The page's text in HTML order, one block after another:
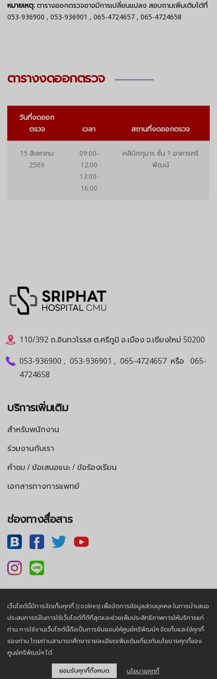
หมายเหตุ: ตารางออกตรวจอาจมีการเปลี่ยนแปลง สอบถามเพิ่มเติมได้ที่
053-936900 , 053-936901 , 065-4724657 , 065-4724658
ตารางงดออกตรวจ
วันที่งดออก
ตรวจ
เวลา สถานที่งดออกตรวจ
15 สิงหาคม
2569
09:00-
12:00
13:00-
16:00
คลินิกกุมาร ชั้น 1 อาคารศรี
พัฒน์
110/392 ถ.อินทวโรรส ต.ศรีภูมิ อ.เมือง จ.เชียงใหม่ 50200
053-936900 , 053-936901 , 065-4724657 หรือ
065-
4724658
บริการเพิ่มเติม
สำหรับพนักงาน
ร่วมงานกับเรา
คำชม / ข้อเสนอแนะ / ข้อร้องเรียน
เอกสารทางการแพทย์
ช่องทางสื่อสาร
นโยบายความเป็นส่วนตัว |นโยบายคุกกี้
© 2026, Sriphat Medical Center. All Rights Reserved.
เว็บไซต์นี้มีการจัดเก็บคุกกี้ (cookies) เพื่อจัดการข้อมูลส่วนบุคคล ในการนำเสนอ
ประสบการณ์ในการใช้เว็บไซต์ที่ดีที่สุดและช่วยเพิ่มประสิทธิภาพการให้บริการแก่
ท่าน การใช้งานเว็บไซต์นี้ถือเป็นการยินยอมให้ศูนย์ศรีพัฒน์ฯ จัดเก็บและใช้คุกกี้
ของท่าน โดยท่านสามารถศึกษารายละเอียดเพิ่มเติมเกี่ยวกับนโยบายคุกกี้ของ
ศูนย์ศรีพัฒน์ฯ ได้
ยอมรับคุกกี้ทั้งหมด นโยบายคุกกี้